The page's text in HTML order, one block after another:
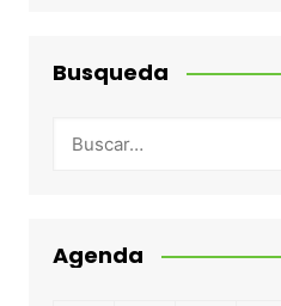
Busqueda
Agenda